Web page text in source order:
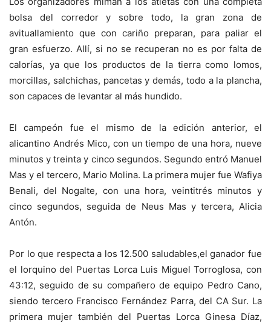
bolsa del corredor y sobre todo, la gran zona de
avituallamiento que con cariño preparan, para paliar el
gran esfuerzo. Allí, si no se recuperan no es por falta de
calorías, ya que los productos de la tierra como lomos,
morcillas, salchichas, pancetas y demás, todo a la plancha,
son capaces de levantar al más hundido.
El campeón fue el mismo de la edición anterior, el
alicantino Andrés Mico, con un tiempo de una hora, nueve
minutos y treinta y cinco segundos. Segundo entró Manuel
Mas y el tercero, Mario Molina. La primera mujer fue Wafiya
Benali, del Nogalte, con una hora, veintitrés minutos y
cinco segundos, seguida de Neus Mas y tercera, Alicia
Antón.
Por lo que respecta a los 12.500 saludables,el ganador fue
el lorquino del Puertas Lorca Luis Miguel Torroglosa, con
43:12, seguido de su compañero de equipo Pedro Cano,
siendo tercero Francisco Fernández Parra, del CA Sur. La
primera mujer también del Puertas Lorca Ginesa Díaz,